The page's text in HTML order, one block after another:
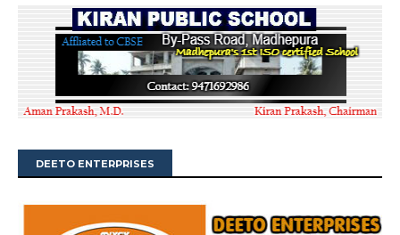
DEETO ENTERPRISES